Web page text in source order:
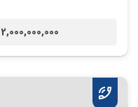
2,000,000,000 تومان /